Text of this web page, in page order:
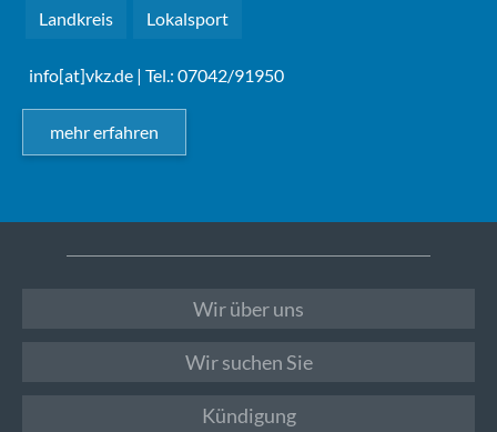
Landkreis Lokalsport
info[at]vkz.de | Tel.: 07042/91950
mehr erfahren
Wir über uns
Wir suchen Sie
Kündigung